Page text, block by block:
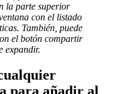
la parte superior
con el listado
También, puede
el botón compartir
expandir.
para añadir al